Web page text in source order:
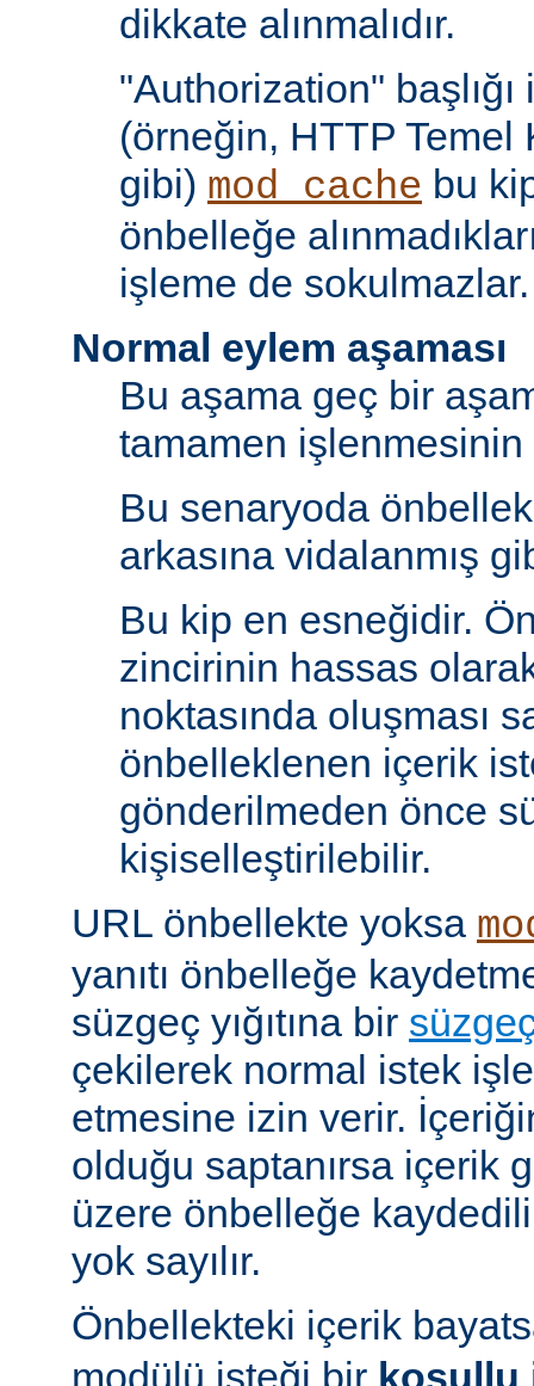
dikkate alınmalıdır.
"Authorization"
(örneğin, HTTP Temel
gibi) mod_cache bu
önbelleğe
işleme de sokulmazlar.
Normal eylem aşaması
Bu aşama geç bir
tamamen işlenmesinin
Bu senaryoda
arkasına vidalanmış
Bu kip en esneğidir.
zincirinin hassas
noktasında oluşması
önbelleklenen içerik
gönderilmeden önce
kişiselleştirilebilir.
URL önbellekte yoksa
yanıtı önbelleğe
süzgeç yığıtına bir
çekilerek normal istek
etmesine izin verir.
olduğu saptanırsa içerik
üzere önbelleğe
yok sayılır.
Önbellekteki içerik
modülü isteği bir koşullu